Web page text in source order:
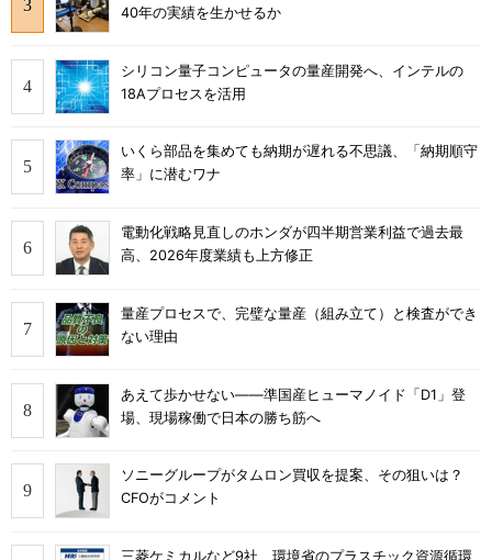
40年の実績を生かせるか
シリコン量子コンピュータの量産開発へ、インテルの
18Aプロセスを活用
いくら部品を集めても納期が遅れる不思議、「納期順守
率」に潜むワナ
電動化戦略見直しのホンダが四半期営業利益で過去最
高、2026年度業績も上方修正
量産プロセスで、完璧な量産（組み立て）と検査ができ
ない理由
あえて歩かせない――準国産ヒューマノイド「D1」登
場、現場稼働で日本の勝ち筋へ
ソニーグループがタムロン買収を提案、その狙いは？
CFOがコメント
三菱ケミカルなど9社、環境省のプラスチック資源循環